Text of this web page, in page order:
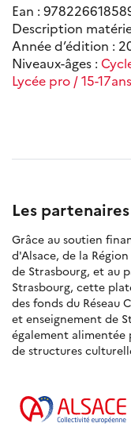
Ean :
Description
Année d’édition :
Niveaux-âges :
Lycée pro / 15-17ans
Les partenaires
Grâce au soutien
d'Alsace, de la
de Strasbourg, et au
Strasbourg, cette
des fonds du Réseau
et enseignement de
également
de structures